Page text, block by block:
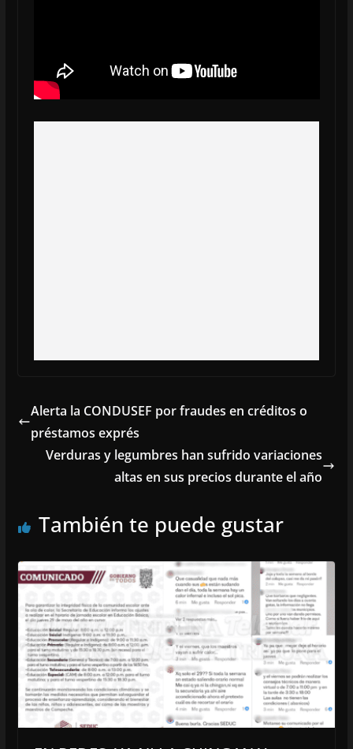
Alerta la CONDUSEF por fraudes en créditos o
préstamos exprés
Verduras y legumbres han sufrido variaciones
altas en sus precios durante el año
También te puede gustar